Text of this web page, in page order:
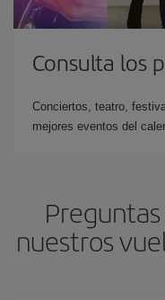
Consulta los
Conciertos, teatro,
mejores eventos del
nuestros